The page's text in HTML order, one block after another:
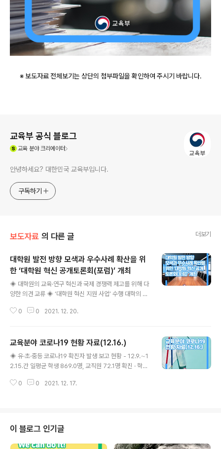
※ 보도자료 전체보기는 상단의 첨부파일을 확인하여 주시기 바랍니다.
교육부 공식 블로그
교육분야 크리에이터
안녕하세요? 대한민국 교육부입니다.
구독하기
보도자료 의 다른 글 더보기
대학원 발전 방향 모색과 우수사례 확산을 위
한 ‘대학원 혁신 공개토론회(포럼)’ 개최
◈ 대학원의 교육·연구 혁신과 국제 경쟁력 제고를 위해 다
양한 의견 교류 ◈ ‘대학원 혁신 지원 사업’ 수행 대학의 우
한국연구재단(이사장 이광복), 4단계 두뇌한국(BK)21 사
로 ‘대학원 혁신 공개토론회(포럼)’를 12월 20일(월), 연세
대학교(서울 서대문구 소재)에서 개최한다. 이번 공개토론
회(포럼)는 우리나라 대학원의 교육·연구 혁신을 위한 발전
지원 사업’을 수행하고 있는 대학의 우수성과를 발표·공유
0 0 2021. 12. 20.
교육분야 코로나19 현황 자료(12.16.)
◈ 유·초·중등 코로나19 확진자 발생 보고 현황 - 12.9.∼1
2.15.간 일평균 학생 869.0명, 교직원 72.1명 확진 · 학생
→ 869.0명 ◈ 대학 코로나19 확진자 발생 보고 현황 - 1
상자 2,768,836명 중 1차 접종 완료 1,549,120명(55.
9%), 기본(2차 접종) 완료 1,110,236명(40.1%) ◈ 소아
청소년(12~17세) 백신 1차 접종 현황(시도별) 1. 유·초·중
0 0 2021. 12. 17.
이 블로그 인기글